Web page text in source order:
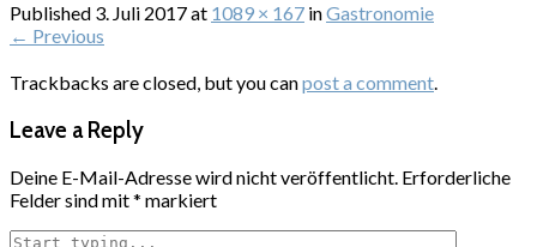
Published 3. Juli 2017at 1089 × 167 inGastronomie
← Previous
Trackbacks are closed, but you canpost a comment.
Leave a Reply
Deine E-Mail-Adresse wird nicht veröffentlicht. Erforderliche
Felder sind mit* markiert